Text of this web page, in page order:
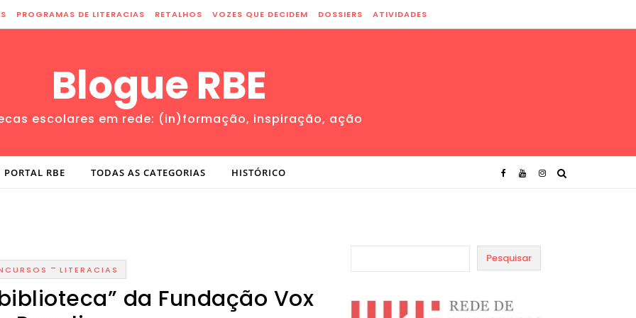
PROGRAMAS DE LITERACIAS RETALHOS VOZES QUE DECIDEM DOSSIERS ATIVIDADES
Blogue RBE
escolares em rede: (in)formação, inspiração, ação
PORTAL RBE TODAS AS CATEGORIAS HISTÓRICO
- LITERACIAS
da Fundação Vox
Pesquisar